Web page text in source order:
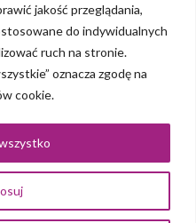
jakość przeglądania,
do indywidualnych
ruch na stronie.
oznacza zgodę na
cookie.
|2QBS